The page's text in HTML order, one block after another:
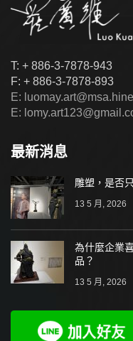
T: + 886-3-7878-943
F: + 886-3-7878-893
E:
E:
最新消息
雕塑，是否
13 5 月, 2026
為什麼企業
品？
13 5 月, 2026